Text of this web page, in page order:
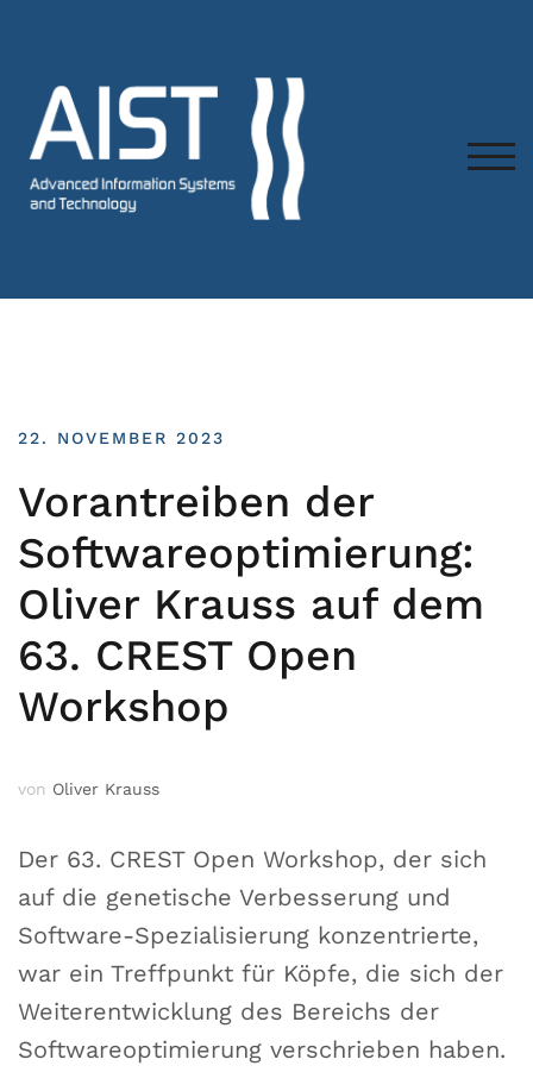
22. NOVEMBER 2023
Vorantreiben der
Softwareoptimierung:
Oliver Krauss auf dem
63. CREST Open
Workshop
von Oliver Krauss
Der 63. CREST Open Workshop, der sich
auf die genetische Verbesserung und
Software-Spezialisierung konzentrierte,
war ein Treffpunkt für Köpfe, die sich der
Weiterentwicklung des Bereichs der
Softwareoptimierung verschrieben haben.